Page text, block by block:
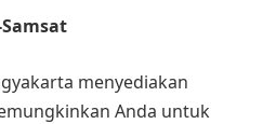
menyediakan
Anda untuk